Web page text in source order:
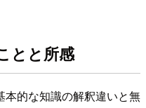
とと所感
本的な知識の解釈違いと無